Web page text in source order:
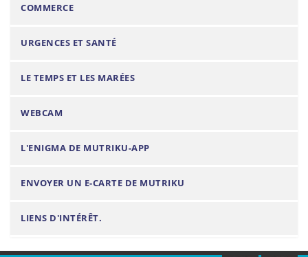
COMMERCE
URGENCES ET SANTÉ
LE TEMPS ET LES MARÉES
WEBCAM
L'ENIGMA DE MUTRIKU-APP
ENVOYER UN E-CARTE DE MUTRIKU
LIENS D'INTÉRÊT.